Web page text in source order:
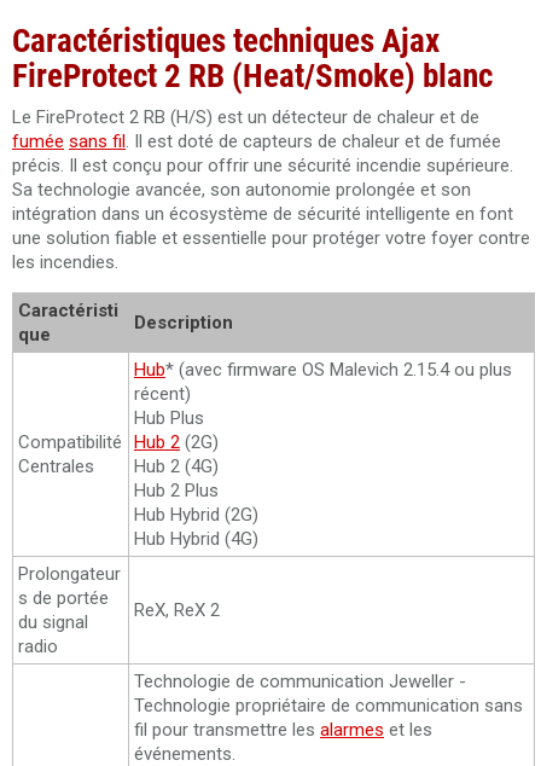
Caractéristiques techniques Ajax
FireProtect 2 RB (Heat/Smoke) blanc
Le FireProtect 2 RB (H/S) est un détecteur de chaleur et de
fumée sans fil. Il est doté de capteurs de chaleur et de fumée
précis. Il est conçu pour offrir une sécurité incendie supérieure.
Sa technologie avancée, son autonomie prolongée et son
intégration dans un écosystème de sécurité intelligente en font
une solution fiable et essentielle pour protéger votre foyer contre
les incendies.
Caractéristi
que
Description
Compatibilité
Centrales
Hub* (avec firmware OS Malevich 2.15.4 ou plus
récent)
Hub Plus
Hub 2 (2G)
Hub 2 (4G)
Hub 2 Plus
Hub Hybrid (2G)
Hub Hybrid (4G)
Prolongateur
s de portée
du signal
radio
ReX, ReX 2
Technologie de communication Jeweller -
Technologie propriétaire de communication sans
fil pour transmettre les alarmes et les
événements.